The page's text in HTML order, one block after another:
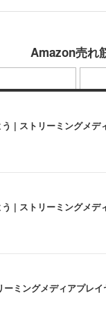
Amazon売れ
| ストリーミングメデ
| ストリーミングメデ
ミングメディアプレイ